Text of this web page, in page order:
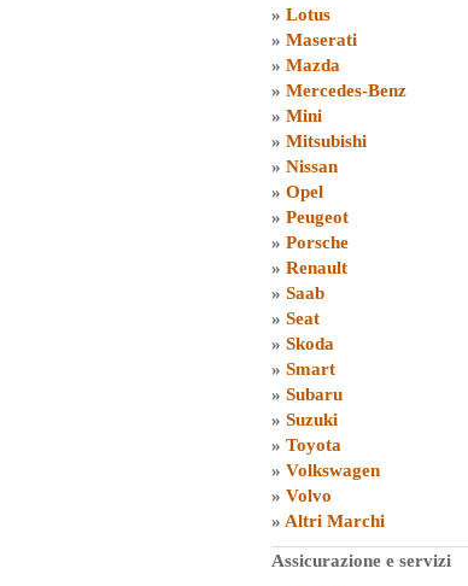
» Lotus
» Maserati
» Mazda
» Mercedes-Benz
» Mini
» Mitsubishi
» Nissan
» Opel
» Peugeot
» Porsche
» Renault
» Saab
» Seat
» Skoda
» Smart
» Subaru
» Suzuki
» Toyota
» Volkswagen
» Volvo
» Altri Marchi
Assicurazione e servizi